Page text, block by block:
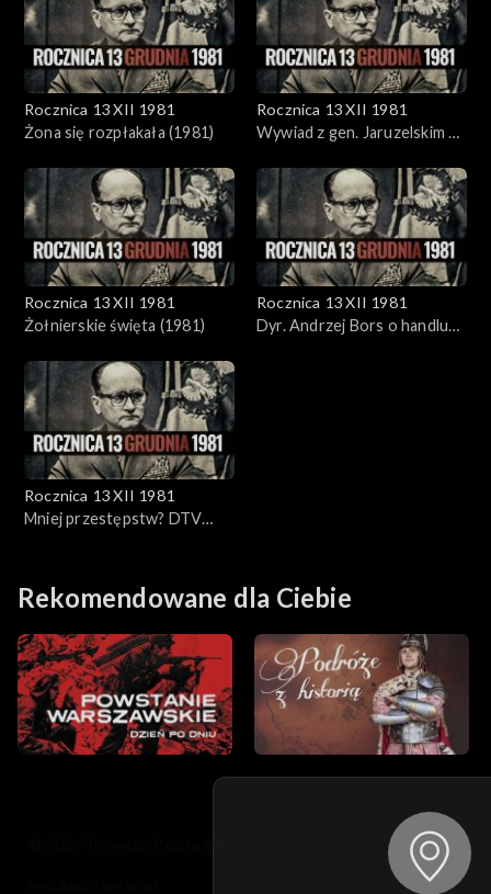
Rocznica 13 XII 1981
Żona się rozpłakała (1981)
Rocznica 13 XII 1981
Wywiad z gen. Jaruzelskim 31
Rocznica 13 XII 1981
Żołnierskie święta (1981)
Rocznica 13 XII 1981
Dyr. Andrzej Bors o handlu
Rocznica 13 XII 1981
Mniej przestępstw? DTV
Rekomendowane dla Ciebie